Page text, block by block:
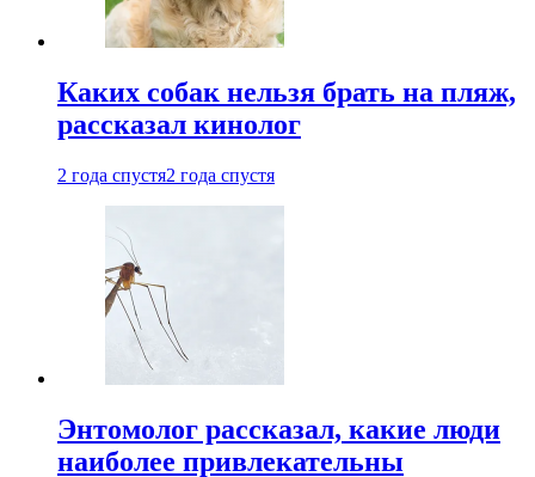
Каких собак нельзя брать на пляж,
рассказал кинолог
2 года спустя2 года спустя
Энтомолог рассказал, какие люди
наиболее привлекательны